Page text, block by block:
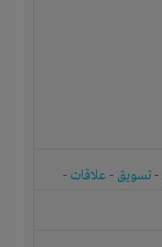
- تسويق - علاقات -